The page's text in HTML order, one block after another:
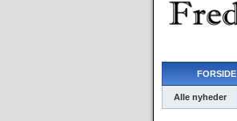
FORSIDE
Alle nyheder